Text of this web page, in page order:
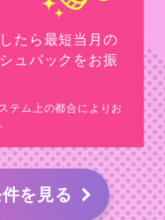
たら最短当月の
ュバックをお振
テム上の都合によりお
を見る